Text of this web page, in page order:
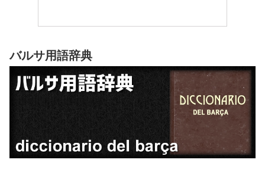
バルサ用語辞典